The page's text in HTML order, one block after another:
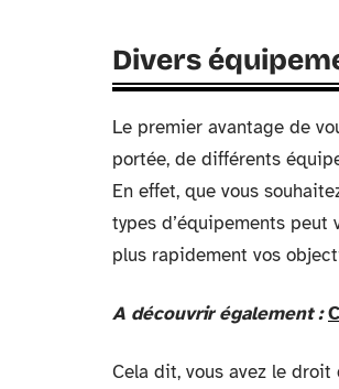
Divers
Le premier avantage de
portée, de différents
En effet, que vous
types d’équipements
plus rapidement vos
A découvrir également :
Cela dit, vous avez le